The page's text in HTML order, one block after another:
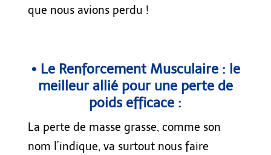
que nous avions perdu !
• Le Renforcement Musculaire : le
meilleur allié pour une perte de
poids efficace :
La perte de masse grasse, comme son
nom l’indique, va surtout nous faire